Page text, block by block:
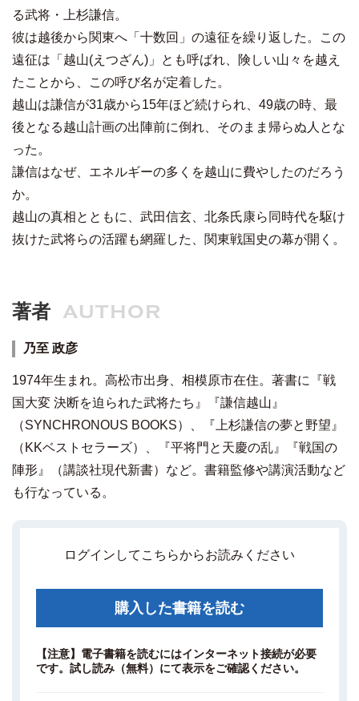
る武将・上杉謙信。
彼は越後から関東へ「十数回」の遠征を繰り返した。この
遠征は「越山(えつざん)」とも呼ばれ、険しい山々を越え
たことから、この呼び名が定着した。
越山は謙信が31歳から15年ほど続けられ、49歳の時、最
後となる越山計画の出陣前に倒れ、そのまま帰らぬ人とな
った。
謙信はなぜ、エネルギーの多くを越山に費やしたのだろう
か。
越山の真相とともに、武田信玄、北条氏康ら同時代を駆け
抜けた武将らの活躍も網羅した、関東戦国史の幕が開く。
著者 AUTHOR
乃至 政彦
1974年生まれ。高松市出身、相模原市在住。著書に『戦
国大変 決断を迫られた武将たち』『謙信越山』
（SYNCHRONOUS BOOKS）、『上杉謙信の夢と野望』
（KKベストセラーズ）、『平将門と天慶の乱』『戦国の
陣形』（講談社現代新書）など。書籍監修や講演活動など
も行なっている。
ログインしてこちらからお読みください
購入した書籍を読む
【注意】電子書籍を読むにはインターネット接続が必要
です。試し読み（無料）にて表示をご確認ください。